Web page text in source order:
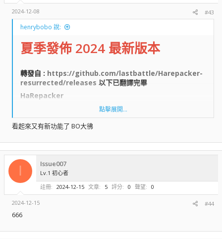
2024-12-08 #43
henrybobo 說:
夏季發佈 2024 最新版本
轉發自 : https://github.com/lastbattle/Harepacker-
resurrected/releases 以下已翻譯完畢​
HaRepacker​
HaCreator​
WzLib/ MapleLib​
單元測試​
運行該軟件至少需要 Microsoft .NET framework 4.8。它應該已經預裝
在 Windows 10 上，否則可以在這裡下載：
https://dotnet.microsoft.com/download/visual-studio-sdks?
utm_source=getdotnetsdk
點擊展開...
看起來又有新功能了 BO大彿
I Issue007
Lv.1 初心者
註冊
2024-12-15 文章 5 評分 0 聲望 0
2024-12-15 #44
666